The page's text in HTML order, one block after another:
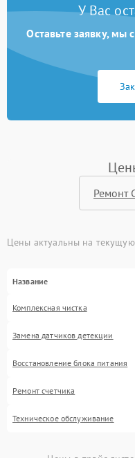
У Вас
Оставьте заявку,
Цены актуальны на
Название
Комплексная чистка
Замена датчиков детекции
Восстановление блока питания
Ремонт счетчика
Техническое обслуживание